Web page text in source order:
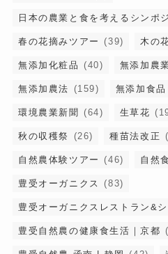
日本の農業と食を考えるシンポ
春の花摘みツアー (39) 木の
無添加化粧品 (40) 無添加農業
無添加農法 (159) 無添加食品
環境農業新聞 (64) 生草花
秋の収穫祭 (26) 種苗法改正
自然農体験ツアー (46) 自然食
豊受オーガニクス (83)
豊受オーガニクスレストラン&
豊受自然農の健康食生活｜京都